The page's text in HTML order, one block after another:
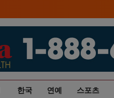
한국 연예 스포츠